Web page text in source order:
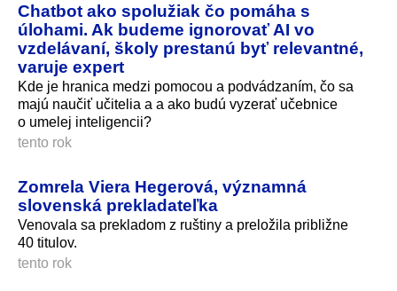
Chatbot ako spolužiak čo pomáha s
úlohami. Ak budeme ignorovať AI vo
vzdelávaní, školy prestanú byť relevantné,
varuje expert
Kde je hranica medzi pomocou a podvádzaním, čo sa
majú naučiť učitelia a a ako budú vyzerať učebnice
o umelej inteligencii?
tento rok
Zomrela Viera Hegerová, významná
slovenská prekladateľka
Venovala sa prekladom z ruštiny a preložila približne
40 titulov.
tento rok